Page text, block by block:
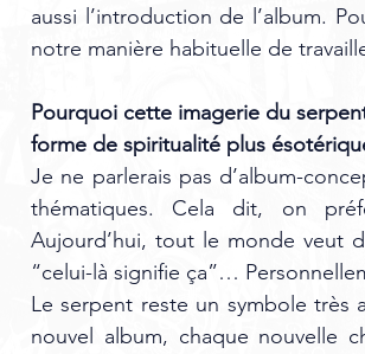
aussi l’introduction de l’album.
notre manière habituelle de
Pourquoi cette imagerie du
forme de spiritualité plus
Je ne parlerais pas d’album-
thématiques. Cela dit, on
Aujourd’hui, tout le monde veut
“celui-là signifie ça”…
Le serpent reste un symbole très
nouvel album, chaque nouvelle